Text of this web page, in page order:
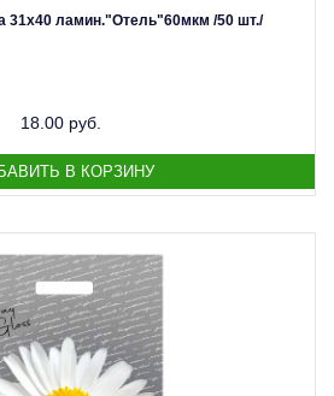
31х40 ламин."Отель"60мкм /50 шт./
18.00 руб.